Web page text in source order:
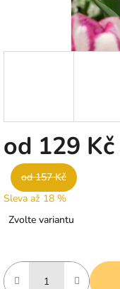
od 129 Kč
od 157 Kč
Sleva až 18 %
cena:
Zvolte variantu